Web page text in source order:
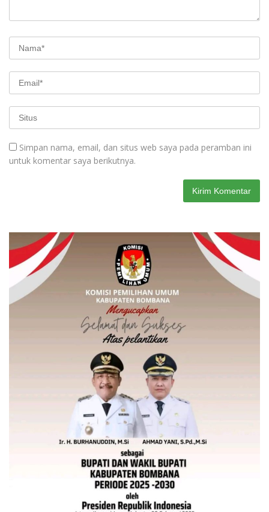
Simpan nama, email, dan situs web saya pada peramban ini
untuk komentar saya berikutnya.